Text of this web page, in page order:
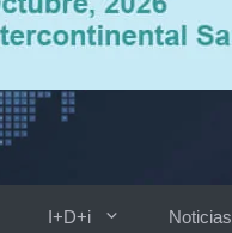
I+D+i Noticias